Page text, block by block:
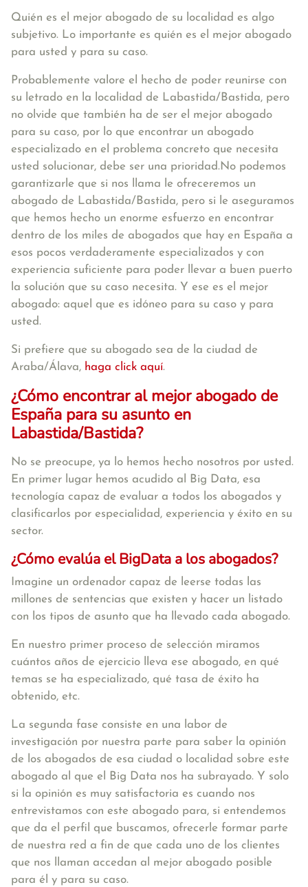
Quién es el mejor abogado de su localidad es algo
subjetivo. Lo importante es quién es el mejor abogado
para usted y para su caso.
Probablemente valore el hecho de poder reunirse con
su letrado en la localidad de Labastida/Bastida, pero
no olvide que también ha de ser el mejor abogado
para su caso, por lo que encontrar un abogado
especializado en el problema concreto que necesita
usted solucionar, debe ser una prioridad.No podemos
garantizarle que si nos llama le ofreceremos un
abogado de Labastida/Bastida, pero si le aseguramos
que hemos hecho un enorme esfuerzo en encontrar
dentro de los miles de abogados que hay en España a
esos pocos verdaderamente especializados y con
experiencia suficiente para poder llevar a buen puerto
la solución que su caso necesita. Y ese es el mejor
abogado: aquel que es idóneo para su caso y para
usted.
Si prefiere que su abogado sea de la ciudad de
Araba/Álava, haga click aquí.
¿Cómo encontrar al mejor abogado de
España para su asunto en
Labastida/Bastida?
No se preocupe, ya lo hemos hecho nosotros por usted.
En primer lugar hemos acudido al Big Data, esa
tecnología capaz de evaluar a todos los abogados y
clasificarlos por especialidad, experiencia y éxito en su
sector.
¿Cómo evalúa el BigData a los abogados?
Imagine un ordenador capaz de leerse todas las
millones de sentencias que existen y hacer un listado
con los tipos de asunto que ha llevado cada abogado.
En nuestro primer proceso de selección miramos
cuántos años de ejercicio lleva ese abogado, en qué
temas se ha especializado, qué tasa de éxito ha
obtenido, etc.
La segunda fase consiste en una labor de
investigación por nuestra parte para saber la opinión
de los abogados de esa ciudad o localidad sobre este
abogado al que el Big Data nos ha subrayado. Y solo
si la opinión es muy satisfactoria es cuando nos
entrevistamos con este abogado para, si entendemos
que da el perfil que buscamos, ofrecerle formar parte
de nuestra red a fin de que cada uno de los clientes
que nos llaman accedan al mejor abogado posible
para él y para su caso.